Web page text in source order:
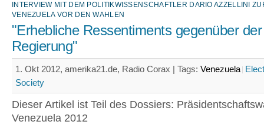
INTERVIEW MIT DEM POLITIKWISSENSCHAFTLER DARIO AZZELLINI
VENEZUELA VOR DEN WAHLEN
"Erhebliche Ressentiments gegenüber der
Regierung"
1. Okt 2012, amerika21.de, Radio Corax | Tags: Venezuela
Society
Dieser Artikel ist Teil des Dossiers:
Venezuela 2012